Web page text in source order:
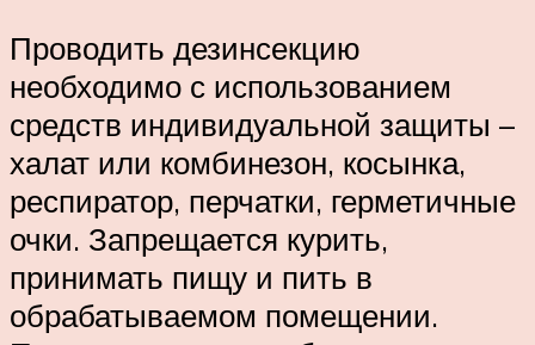
Проводить дезинсекцию
необходимо с использованием
средств индивидуальной защиты –
халат или комбинезон, косынка,
респиратор, перчатки, герметичные
очки. Запрещается курить,
принимать пищу и пить в
обрабатываемом помещении.